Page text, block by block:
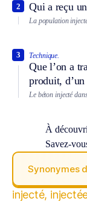
Qui a reçu
2
La population
Technique.
Que l’on a
produit,
3
Le béton injecté
À
Savez-
Synonymes
injecté,